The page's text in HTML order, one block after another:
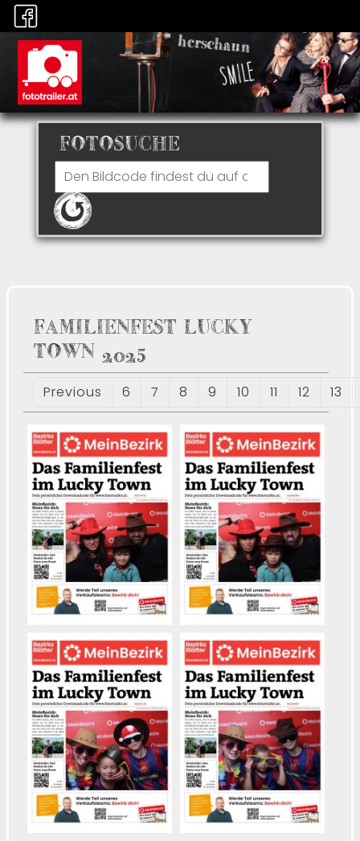
FOTOSUCHE
FAMILIENFEST LUCKY
TOWN 2025
Previous 6 7 8 9 10 11 12 13